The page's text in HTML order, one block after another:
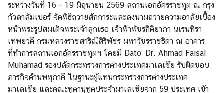
ช
ทู
ต
ฯ
ศู
น
ระหว่างวันที่ 16 - 19 มิถุนายน 2569 สถานเอกอัครราชทูต ณ กรุง
กัวลาลัมเปอร์ จัดพิธีถวายสักการะและลงนามถวายความอาลัยเบื้อง
หน้าพระรูปสมเด็จพระเจ้าลูกเธอ เจ้าฟ้าพัชรกิติยาภา นเรนทิรา
เทพยวดี กรมหลวงราชสาริณีสิริพัชร มหาวัชรราชธิดา ณ อาคาร
ที่ทำการสถานเอกอัครราชทูตฯ โดยมี Dato’ Dr. Ahmad Faisal
Muhamad รองปลัดกระทรวงการต่างประเทศมาเลเซีย รับผิดชอบ
ภารกิจด้านพหุภาคี ในฐานะผู้แทนกระทรวงการต่างประเทศ
มาเลเซีย และคณะทูตานุทูตประจำมาเลเซียจาก 59 ประเทศ เข้า